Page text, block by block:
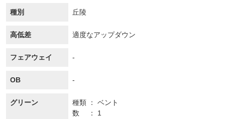
種別 丘陵
高低差 適度なアップダウン
フェアウェイ -
OB -
グリーン 種類
ベント
数
1